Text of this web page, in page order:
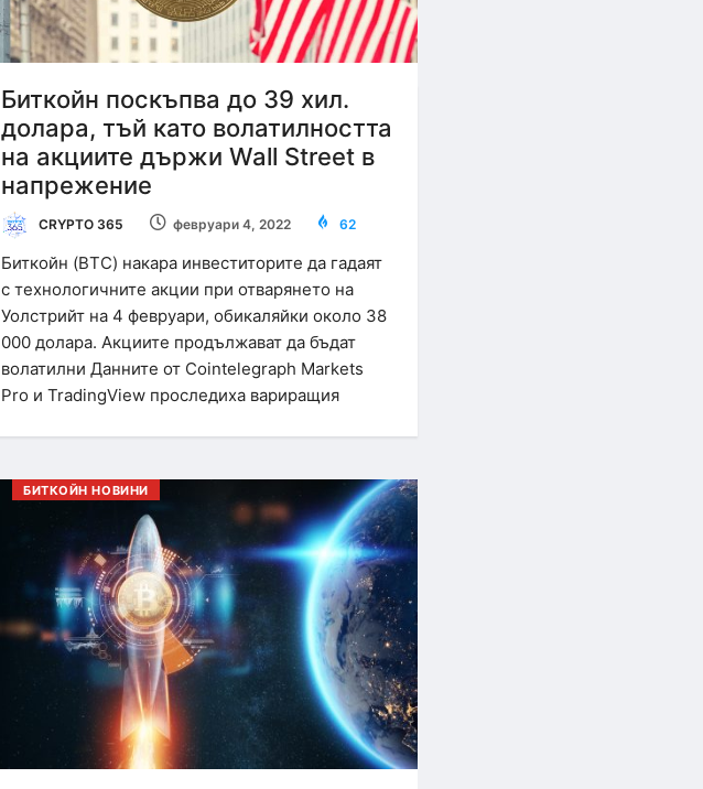
Биткойн поскъпва до 39 хил.
долара, тъй като волатилността
на акциите държи Wall Street в
напрежение
CRYPTO 365 февруари 4, 2022 62
Биткойн (BTC) накара инвеститорите да гадаят
с технологичните акции при отварянето на
Уолстрийт на 4 февруари, обикаляйки около 38
000 долара. Акциите продължават да бъдат
волатилни Данните от Cointelegraph Markets
Pro и TradingView проследиха вариращия
БИТКОЙН НОВИНИ